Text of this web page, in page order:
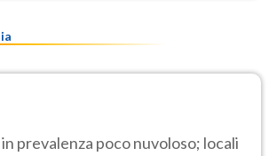
prevalenza poco nuvoloso; locali